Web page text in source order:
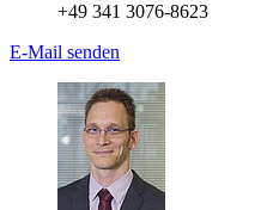
+49 341 3076-8623
E-Mail senden